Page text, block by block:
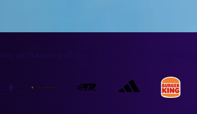
vertrauen auf uns – für messbare Ergebnisse